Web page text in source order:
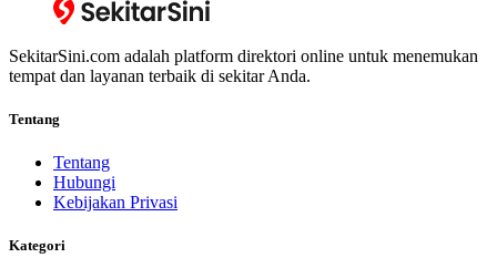
SekitarSini.com adalah platform direktori online untuk menemukan
tempat dan layanan terbaik di sekitar Anda.
Tentang
Tentang
Hubungi
Kebijakan Privasi
Kategori